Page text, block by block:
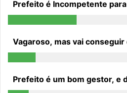
Prefeito é Incompetente
Vagaroso, mas vai
Prefeito é um bom gestor, e